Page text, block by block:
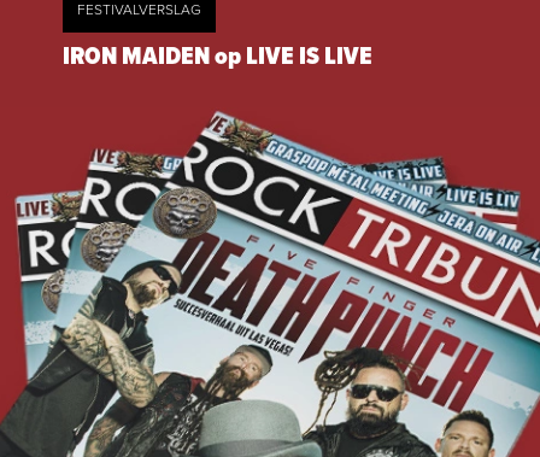
FESTIVALVERSLAG
IRON MAIDEN op LIVE IS LIVE